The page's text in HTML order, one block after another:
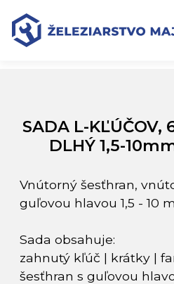
Preskočiť na obsah
Preskočiť na hlavné menu
Úvodná stránka
SADA L-KĽÚČOV, 6-HRAN S
DIELNA
SADA L-KĽÚČOV,
DLHÝ 1,5-
Vnútorný šesťhran,
guľovou hlavou 1,5 - 10
Sada obsahuje:
zahnutý kľúč | krátky |
šesťhran s guľovou